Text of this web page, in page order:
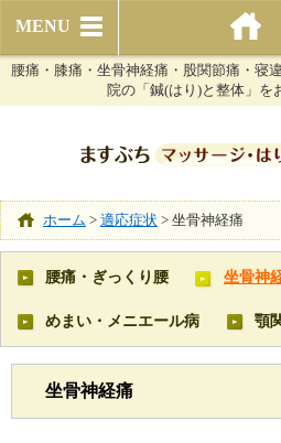
MENU
腰痛・膝痛・坐骨神経痛・股関節痛・寝
院の「鍼(はり)と整体」を
ホーム > 適応症状 > 坐骨神経痛
腰痛・ぎっくり腰 坐骨神
めまい・メニエール病 顎
坐骨神経痛